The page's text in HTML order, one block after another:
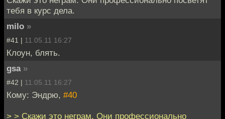
тебя в курс дела.
milo »
#41 | 11.05.11 16:27
Клоун, блять.
gsa »
#42 | 11.05.11 16:27
Кому: Эндрю, #40
> > Скажи это неграм. Они профессионально